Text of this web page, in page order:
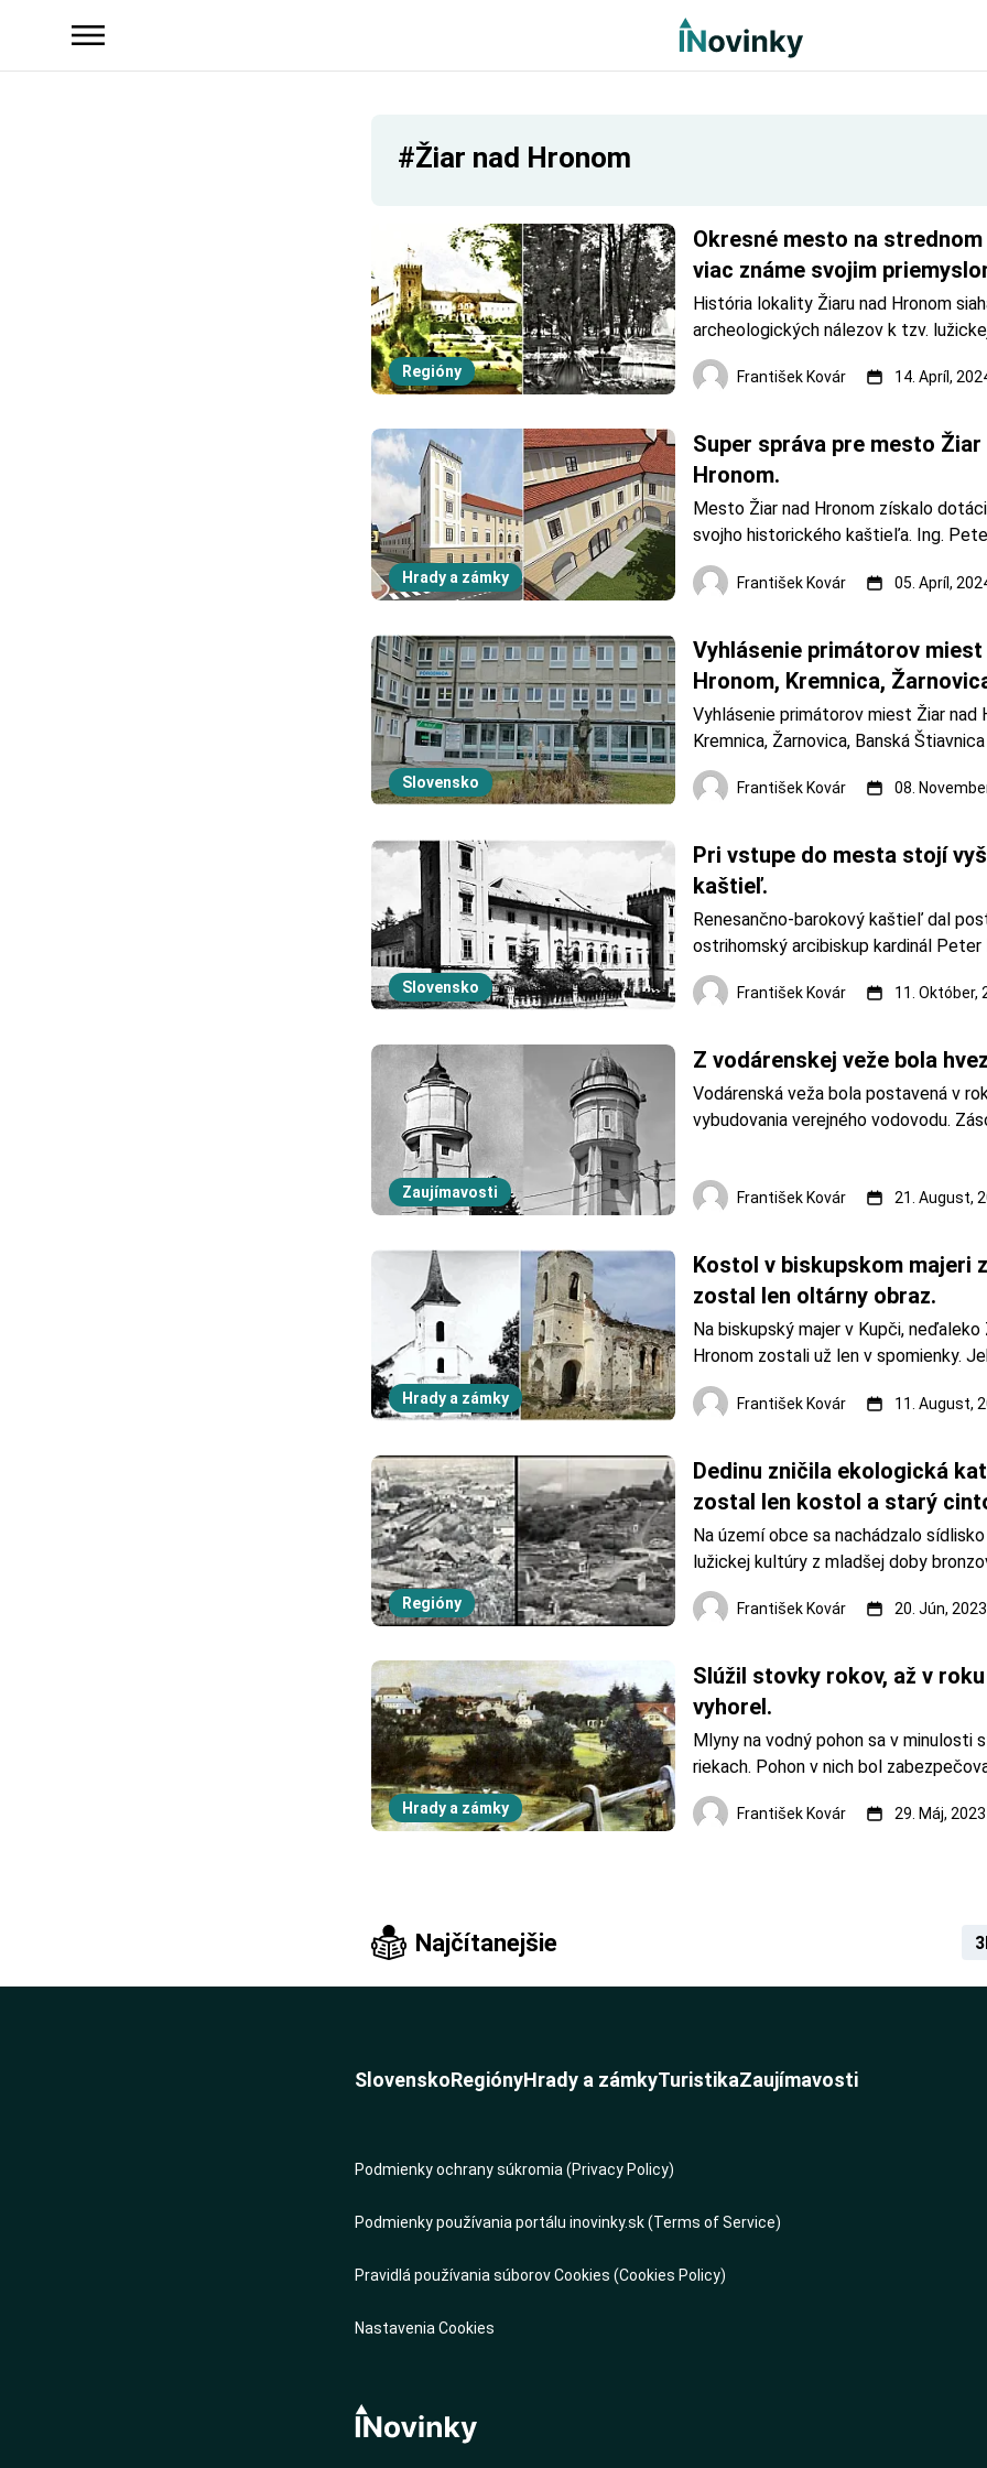
#Žiar nad Hronom
Regióny
Okresné mesto na
viac známe svojim
svojou bohatou históriou.
História lokality Žiaru nad Hronom
archeologických nálezov k tzv.
staršej dobe železnej (halštat).
pre dejiny Žiaru nad Hronom je
Beňadiku, vydaná
František Kovár 14. Apríl,
Hrady a zámky
Super správa pre mesto Žiar
Hronom.
Mesto Žiar nad Hronom získalo
svojho historického kaštieľa. Ing.
primátor Žiaru nad Hronom. Zdroj:
Antal Mesto Žiar nad Hronom začína s
nad Hronom, dnes na svojom
František Kovár 05. Apríl,
Slovensko
Vyhlásenie primátorov miest
Hronom, Kremnica,
Štiavnica a Žarnovica. VIDEO
Vyhlásenie primátorov miest Žiar nad
Kremnica, Žarnovica, Banská
plánovanému uzatvoreniu
pôrodníckeho oddelenia nemocnice v
žiarskej nemocnici. Zdroj: Mesto Žiar
Primátori protestuj&u
František Kovár 08.
Slovensko
Pri vstupe do mesta stojí
kaštieľ.
Renesančno-barokový kaštieľ dal
ostrihomský arcibiskup kardinál Peter
1631. Vďaka tomuto kaštieľu sa
administratívne a kultúrne centrum,
KAMENICA Po vzniku
František Kovár 11. Október,
Zaujímavosti
Z vodárenskej veže bola
Vodárenská veža bola postavená v
vybudovania verejného vodovodu.
vo Svätom Kríži. Zdroj: OZ KAMENICA
František Kovár 21. August,
Hrady a zámky
Kostol v biskupskom majeri
zostal len oltárny obraz.
Na biskupský majer v Kupči, neďaleko
Hronom zostali už len v spomienky.
začala upadať po socialistickom
Postupne začal upadať až úplne
2015. Zostal len oltárny obraz. Majer
František Kovár 11. August,
Regióny
Dedinu zničila ekologická
zostal len kostol a starý
Na území obce sa nachádzalo
lužickej kultúry z mladšej doby
významné z historického hľadiska. V
zázname beňadického opátstva sa
prevažne venovali po
František Kovár 20. Jún, 2023
Hrady a zámky
Slúžil stovky rokov, až v
vyhorel.
Mlyny na vodný pohon sa v minulosti
riekach. Pohon v nich bol
vodného kolesa, na ktoré prúdila voda
zospodu. Prvé mlyny sa v Uhorsku
František Kovár 29. Máj, 2023
Najčítanejšie
SlovenskoRegiónyHrady a zámkyTuristikaZaujímavosti
Podmienky ochrany súkromia (Privacy Policy)
Podmienky používania portálu inovinky.sk (Terms of Service)
Pravidlá používania súborov Cookies (Cookies Policy)
Nastavenia Cookies